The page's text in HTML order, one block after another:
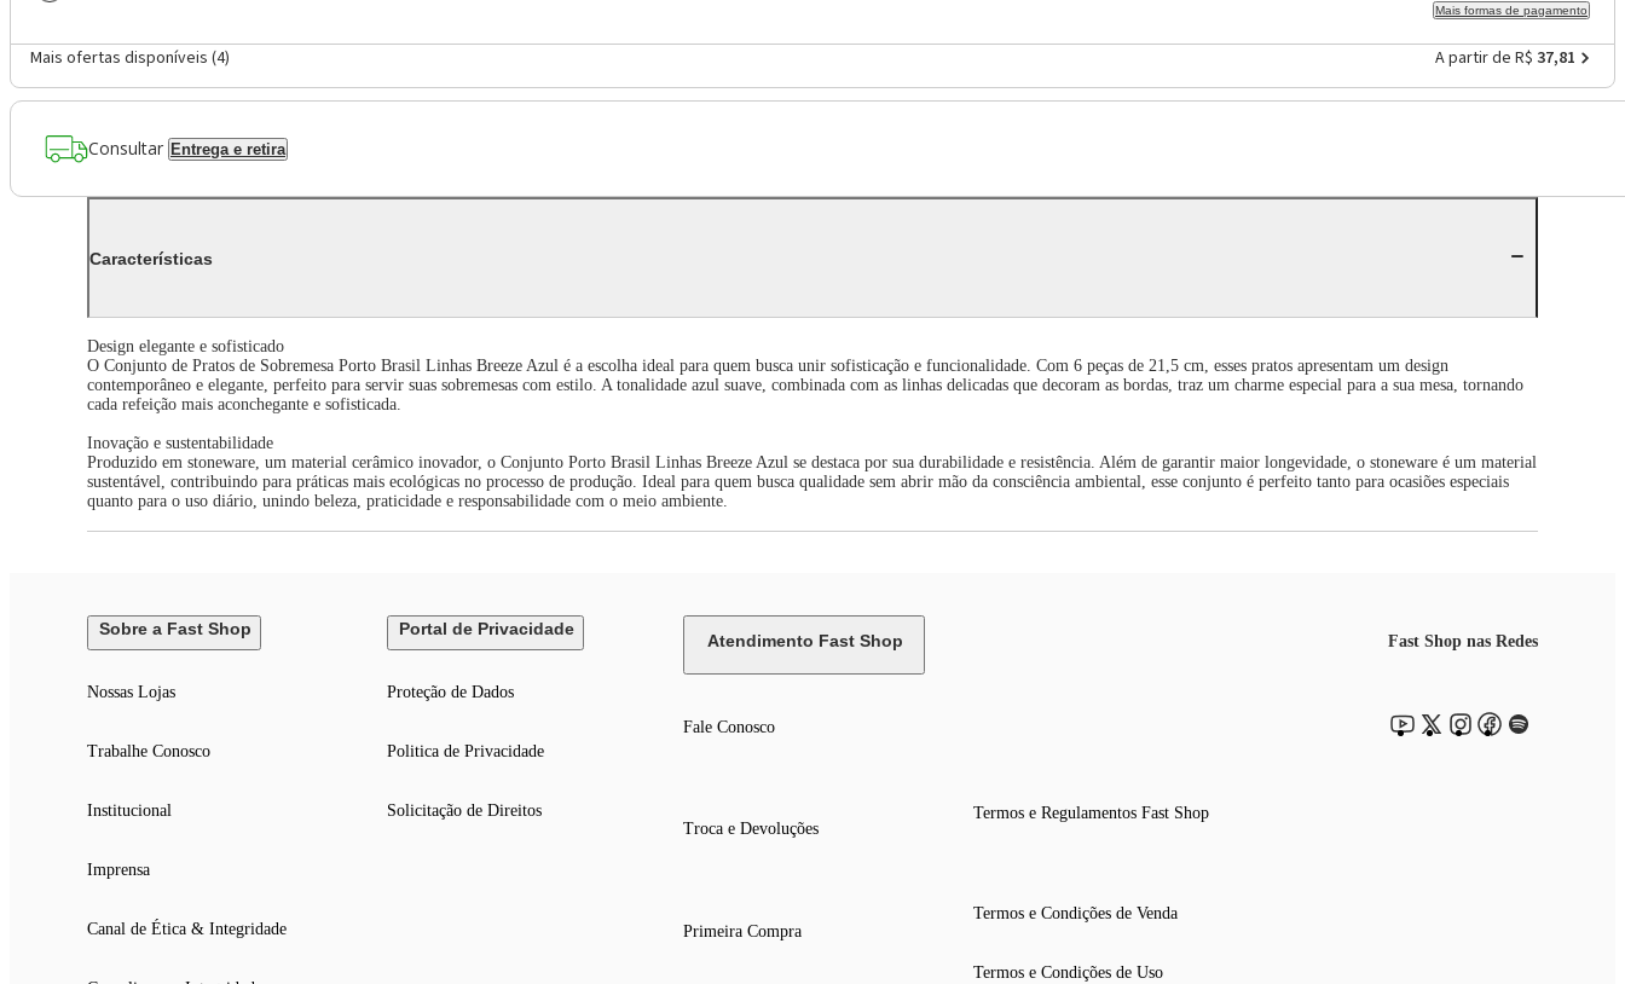
Mais formas de pagamento
Mais ofertas disponíveis (4) A partir de R$ 37,81
Consultar Entrega e retira
Características
Design elegante e sofisticado
O Conjunto de Pratos de Sobremesa Porto Brasil Linhas Breeze Azul é a escolha ideal para quem busca unir sofisticação e funcionalidade. Com 6 peças de 21,5 cm, esses pratos apresentam um design
contemporâneo e elegante, perfeito para servir suas sobremesas com estilo. A tonalidade azul suave, combinada com as linhas delicadas que decoram as bordas, traz um charme especial para a sua mesa, tornando
cada refeição mais aconchegante e sofisticada.
Inovação e sustentabilidade
Produzido em stoneware, um material cerâmico inovador, o Conjunto Porto Brasil Linhas Breeze Azul se destaca por sua durabilidade e resistência. Além de garantir maior longevidade, o stoneware é um material
sustentável, contribuindo para práticas mais ecológicas no processo de produção. Ideal para quem busca qualidade sem abrir mão da consciência ambiental, esse conjunto é perfeito tanto para ocasiões especiais
quanto para o uso diário, unindo beleza, praticidade e responsabilidade com o meio ambiente.
Sobre a Fast Shop
Nossas Lojas
Trabalhe Conosco
Institucional
Imprensa
Canal de Ética & Integridade
Portal de Privacidade
Proteção de Dados
Politica de Privacidade
Solicitação de Direitos
Atendimento Fast Shop
Fale Conosco
Troca e Devoluções
Primeira Compra
Termos e Regulamentos Fast Shop
Termos e Condições de Venda
Termos e Condições de Uso
Fast Shop nas Redes